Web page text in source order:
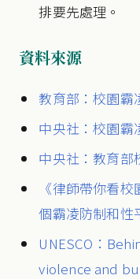
排要先處理。
資料來源
教育部：校園霸
中央社：校園霸
中央社：教育部
《律師帶你看
個霸凌防制和性
UNESCO：
violence and